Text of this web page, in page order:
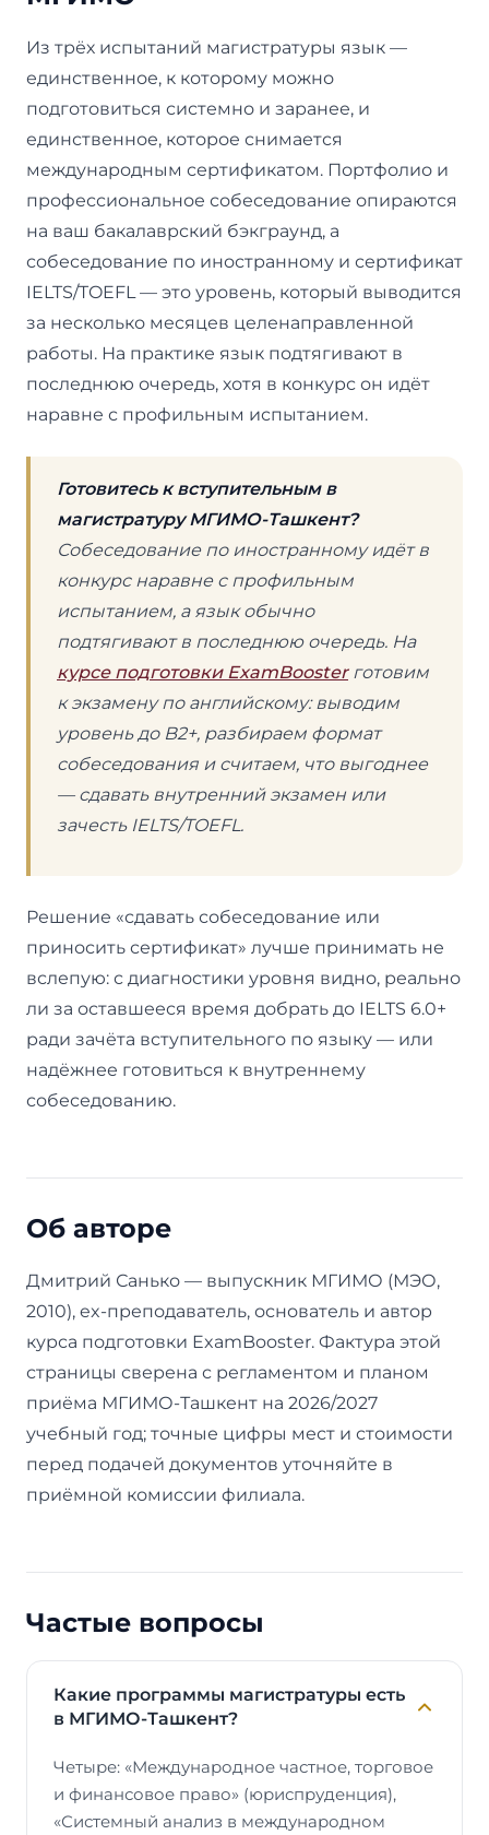
Из трёх испытаний магистратуры язык —
единственное, к которому можно
подготовиться системно и заранее, и
единственное, которое снимается
международным сертификатом. Портфолио и
профессиональное собеседование опираются
на ваш бакалаврский бэкграунд, а
собеседование по иностранному и сертификат
IELTS/TOEFL — это уровень, который выводится
за несколько месяцев целенаправленной
работы. На практике язык подтягивают в
последнюю очередь, хотя в конкурс он идёт
наравне с профильным испытанием.
Готовитесь к вступительным в
магистратуру МГИМО-Ташкент?
Собеседование по иностранному идёт в
конкурс наравне с профильным
испытанием, а язык обычно
подтягивают в последнюю очередь. На
курсе подготовки ExamBoosterготовим
к экзамену по английскому: выводим
уровень до B2+, разбираем формат
собеседования и считаем, что выгоднее
— сдавать внутренний экзамен или
зачесть IELTS/TOEFL.
Решение «сдавать собеседование или
приносить сертификат» лучше принимать не
вслепую: с диагностики уровня видно, реально
ли за оставшееся время добрать до IELTS 6.0+
ради зачёта вступительного по языку — или
надёжнее готовиться к внутреннему
собеседованию.
Об авторе
Дмитрий Санько — выпускник МГИМО (МЭО,
2010), ex-преподаватель, основатель и автор
курса подготовки ExamBooster. Фактура этой
страницы сверена с регламентом и планом
приёма МГИМО-Ташкент на 2026/2027
учебный год; точные цифры мест и стоимости
перед подачей документов уточняйте в
приёмной комиссии филиала.
Частые вопросы
Какие программы магистратуры есть
в МГИМО-Ташкент?
Четыре: «Международное частное, торговое
и финансовое право» (юриспруденция),
«Системный анализ в международном